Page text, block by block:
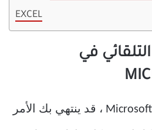
EXCEL
في
أثناء الكتابة في Microsoft Excel ، قد ينتهي بك الأمر